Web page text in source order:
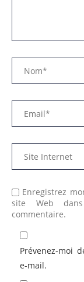
Enregistrez
site Web
commentaire.
Prévenez-moi
e-mail.